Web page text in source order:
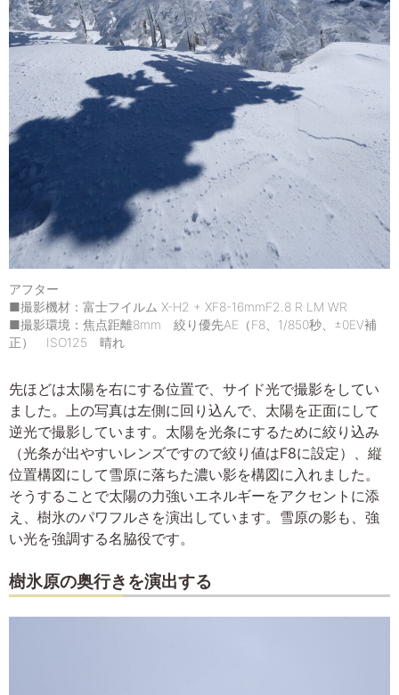
アフター
■撮影機材：富士フイルム X-H2 + XF8-16mmF2.8 R LM WR
■撮影環境：焦点距離8mm 絞り優先AE（F8、1/850秒、±0EV補
正） ISO125 晴れ
先ほどは太陽を右にする位置で、サイド光で撮影をしてい
ました。上の写真は左側に回り込んで、太陽を正面にして
逆光で撮影しています。太陽を光条にするために絞り込み
（光条が出やすいレンズですので絞り値はF8に設定）、縦
位置構図にして雪原に落ちた濃い影を構図に入れました。
そうすることで太陽の力強いエネルギーをアクセントに添
え、樹氷のパワフルさを演出しています。雪原の影も、強
い光を強調する名脇役です。
樹氷原の奥行きを演出する